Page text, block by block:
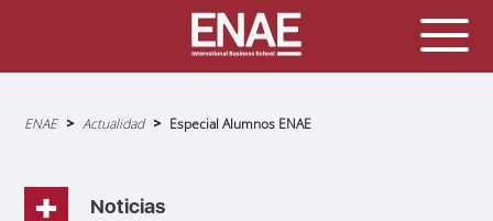
Sobrescribir
la
navegación
ENAE Actualidad Especial Alumnos ENAE
Noticias